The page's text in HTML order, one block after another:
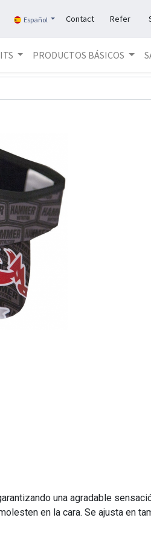
Español Contact Refer
PRODUCTOS BÁSICOS
una agradable
en la cara. Se ajusta en